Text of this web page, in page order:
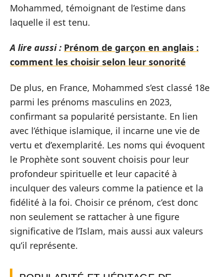
Mohammed, témoignant de l’estime dans
laquelle il est tenu.
A lire aussi : Prénom de garçon en anglais :
comment les choisir selon leur sonorité
De plus, en France, Mohammed s’est classé 18e
parmi les prénoms masculins en 2023,
confirmant sa popularité persistante. En lien
avec l’éthique islamique, il incarne une vie de
vertu et d’exemplarité. Les noms qui évoquent
le Prophète sont souvent choisis pour leur
profondeur spirituelle et leur capacité à
inculquer des valeurs comme la patience et la
fidélité à la foi. Choisir ce prénom, c’est donc
non seulement se rattacher à une figure
significative de l’Islam, mais aussi aux valeurs
qu’il représente.